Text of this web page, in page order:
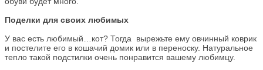
Поделки для своих любимых
У вас есть любимый…кот? Тогда вырежьте ему овчинный коврик
и постелите его в кошачий домик или в переноску. Натуральное
тепло такой подстилки очень понравится вашему любимцу.